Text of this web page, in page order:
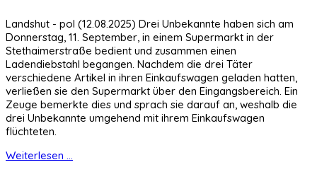
Landshut - pol (12.08.2025) Drei Unbekannte haben sich am
Donnerstag, 11. September, in einem Supermarkt in der
Stethaimerstraße bedient und zusammen einen
Ladendiebstahl begangen. Nachdem die drei Täter
verschiedene Artikel in ihren Einkaufswagen geladen hatten,
verließen sie den Supermarkt über den Eingangsbereich. Ein
Zeuge bemerkte dies und sprach sie darauf an, weshalb die
drei Unbekannte umgehend mit ihrem Einkaufswagen
flüchteten.
Weiterlesen ...